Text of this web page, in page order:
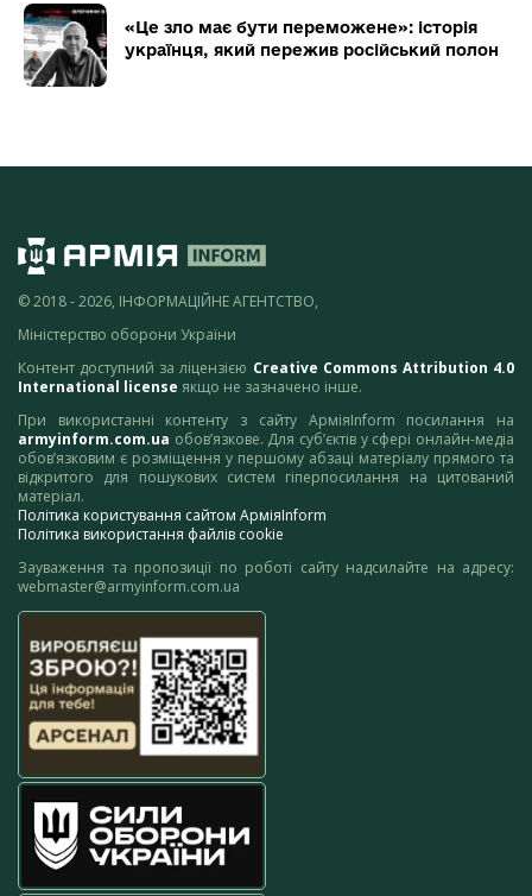
«Це зло має бути переможене»: історія
українця, який пережив російський полон
© 2018 - 2026, ІНФОРМАЦІЙНЕ АГЕНТСТВО,
Міністерство оборони України
Контент доступний за ліцензією Creative Commons Attribution 4.0
International license якщо не зазначено інше.
При використанні контенту з сайту АрміяInform посилання на
armyinform.com.ua обов’язкове. Для суб’єктів у сфері онлайн-медіа
обов’язковим є розміщення у першому абзаці матеріалу прямого та
відкритого для пошукових систем гіперпосилання на цитований
матеріал.
Політика користування сайтом АрміяInform
Політика використання файлів cookie
Зауваження та пропозиції по роботі сайту надсилайте на адресу:
webmaster@armyinform.com.ua